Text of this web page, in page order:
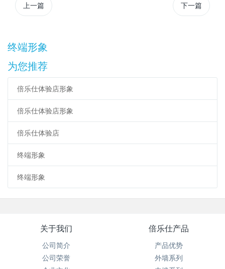
上一篇 下一篇
终端形象
为您推荐
倍乐仕体验店形象
倍乐仕体验店形象
倍乐仕体验店
终端形象
终端形象
关于我们
公司简介
公司荣誉
倍乐仕产品
产品优势
外墙系列